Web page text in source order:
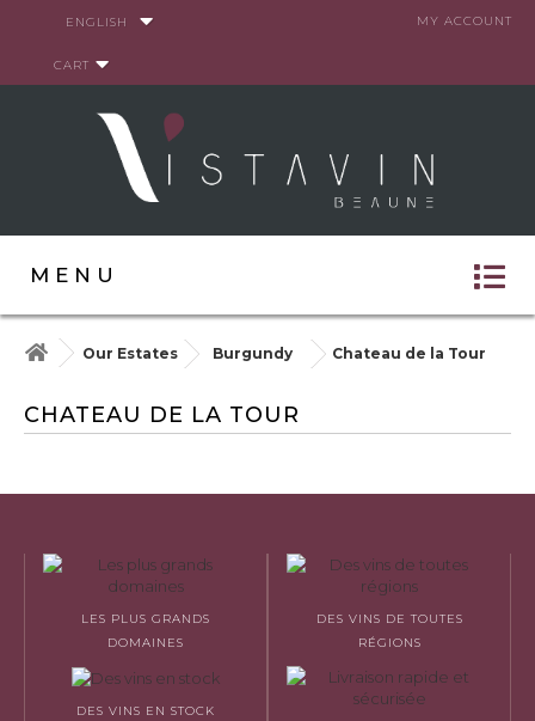
MY ACCOUNT
ENGLISH
CART
MENU
Our Estates Burgundy Chateau de la Tour
CHATEAU DE LA TOUR
LES PLUS GRANDS
DOMAINES
DES VINS DE TOUTES
RÉGIONS
DES VINS EN STOCK